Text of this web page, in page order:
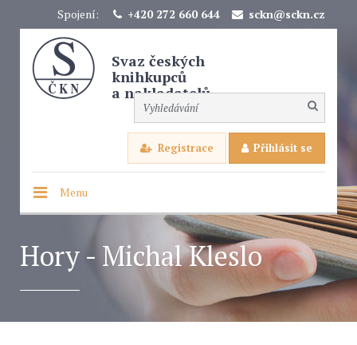
Spojení: +420 272 660 644 sckn@sckn.cz
Svaz českých
knihkupců
a nakladatelů
Registrace Přihlásit se
Menu
Hory - Michal Kleslo